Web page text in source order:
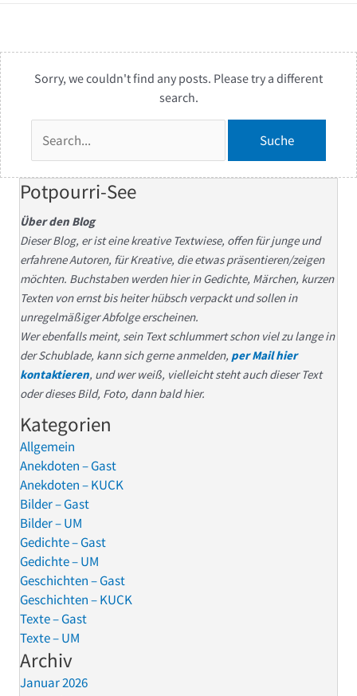
Sorry, we couldn't find any posts. Please try a different
search.
nach:
Potpourri-See
Über den Blog
Dieser Blog, er ist eine kreative Textwiese, offen für junge und
erfahrene Autoren, für Kreative, die etwas präsentieren/zeigen
möchten. Buchstaben werden hier in Gedichte, Märchen, kurzen
Texten von ernst bis heiter hübsch verpackt und sollen in
unregelmäßiger Abfolge erscheinen.
Wer ebenfalls meint, sein Text schlummert schon viel zu lange in
der Schublade, kann sich gerne anmelden, per Mail hier
kontaktieren, und wer weiß, vielleicht steht auch dieser Text
oder dieses Bild, Foto, dann bald hier.
Kategorien
Allgemein
Anekdoten – Gast
Anekdoten – KUCK
Bilder – Gast
Bilder – UM
Gedichte – Gast
Gedichte – UM
Geschichten – Gast
Geschichten – KUCK
Texte – Gast
Texte – UM
Archiv
Januar 2026